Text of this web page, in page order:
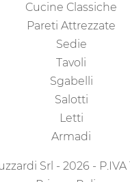
Cucine Classiche
Pareti Attrezzate
Sedie
Tavoli
Sgabelli
Salotti
Letti
Armadi
Srl - 2026 - P.IVA